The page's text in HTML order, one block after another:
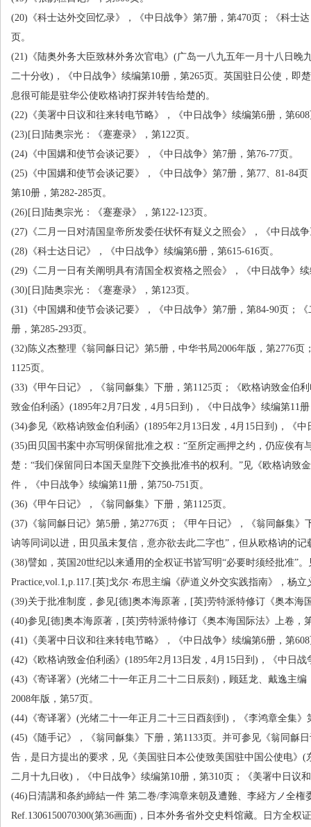
(20) 《科士达外交回忆录》，《中日战争》第7册，第470页；《科士
页。
(21) 《陆奥外务大臣致林外务次官电》 (广岛一八九五年一月十八日晚
二十分收) ，《中日战争》续编第10册，第265页。英国驻日公使，即
息很可能是驻华公使欧格讷打探并转告给楚的。
(22) 《美署中日议和往来转电节略》，《中日战争》续编第6册，第608
(23)[ 日 ] 陆奥宗光：《蹇蹇录》，第122页。
(24) 《中国媾和使节会谈记要》，《中日战争》第7册，第76-77页。
(25) 《中国媾和使节会谈记要》，《中日战争》第7册，第77、 81-84页
第10册，第282-285页。
(26)[ 日 ] 陆奥宗光：《蹇蹇录》，第122-123页。
(27) 《二月一日对清国皇帝所发委任状怀有疑义之照会》，《中日战
(28) 《科士达日记》，《中日战争》续编第6册，第615-616页。
(29) 《二月一日有关阐明具有清国全权资格之照会》，《中日战争》
(30)[ 日 ] 陆奥宗光：《蹇蹇录》，第123页。
(31) 《中国媾和使节会谈记要》，《中日战争》第7册，第84-90页；《
册，第285-293页。
(32) 陈义杰整理《翁同龢日记》第5册，中华书局2006年版，第2776页
1125页。
(33) 《甲午日记》，《翁同龢集》下册，第1125页；《欧格讷致金伯
致金伯利函》 (1895年2月 7 日发， 4月 5 日到 ) ，《中日战争》续编第11
(34)参见《欧格讷致金伯利函》 (1895年2月 13 日发， 4月 15 日到 ) ，《
(35) 田贝国书案中亦写明保留批准之权：“至所定画押之约，仍应俟有
楚：“我们保留同日本国天皇陛下交换批准书的权利。”见《欧格讷致
件，《中日战争》续编第11册，第750-751页。
(36) 《甲午日记》，《翁同龢集》下册，第1125页。
(37) 《翁同龢日记》第5册，第2776页；《甲午日记》，《翁同龢集》
讷等同词以进，田贝虽未复信，意亦欲去此二字也”，但从欧格讷的
(38)譬如，英国 20世纪以来通用的全权证书皆写明“必要时须经批准”。
Practice,vol.1,p.117.[英]戈尔·布思主编《萨道义外交实践指南》，杨立
(39)关于批准制度，参见[德]奥本海原著， [英]劳特派特修订《奥本海
(40)参见[德]奥本海原著， [英]劳特派特修订《奥本海国际法》上卷，
(41) 《美署中日议和往来转电节略》，《中日战争》续编第6册，第608
(42) 《欧格讷致金伯利函》 (1895年2月 13 日发， 4月 15 日到 ) ，《中日
(43) 《寄译署》 (光绪二十一年正月二十二日辰刻 ) ，顾廷龙、戴逸主
2008年版，第57页。
(44) 《寄译署》 (光绪二十一年正月二十三日酉刻到 ) ，《李鸿章全集》
(45) 《随手记》，《翁同龢集》下册，第1133页。并可参见《翁同龢
告，是日方提出的要求，见《美国驻日本公使致美国驻中国公使电》 (
二月十九日收) ，《中日战争》续编第10册，第310页；《美署中日议
(46) 日清講和条約締結一件 第二巻/李鴻章来朝及遭難、李経方ノ全権
Ref.1306150070300(第36画面) ，日本外务省外交史料馆藏。日方全权